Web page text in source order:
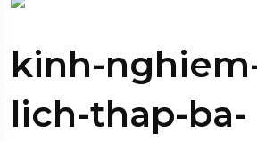
kinh-
lich-thap-ba-